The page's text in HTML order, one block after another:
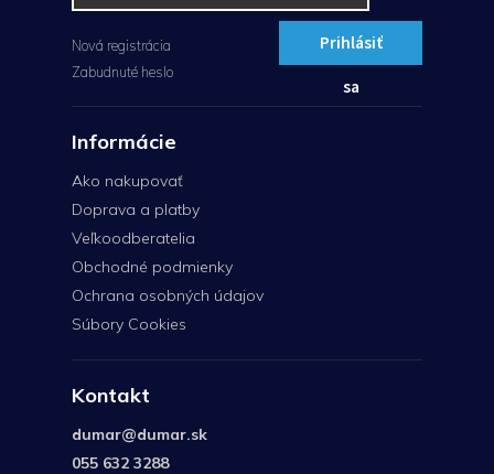
Prihlásiť
sa
Nová registrácia
Zabudnuté heslo
Informácie
Ako nakupovať
Doprava a platby
Veľkoodberatelia
Obchodné podmienky
Ochrana osobných údajov
Súbory Cookies
Kontakt
dumar@dumar.sk
055 632 3288